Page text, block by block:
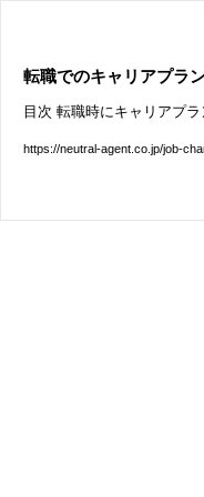
転職でのキャリアプラ
目次 転職時にキャリアプ
https://neutral-agent.co.jp/job-